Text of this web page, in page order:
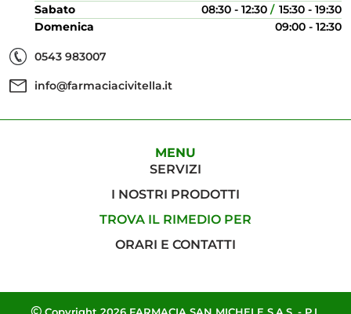
Sabato
08:30 - 12:30
15:30 - 19:30
Domenica
09:00 - 12:30
0543 983007
info@farmaciacivitella.it
MENU
SERVIZI
I NOSTRI PRODOTTI
TROVA IL RIMEDIO PER
ORARI E CONTATTI